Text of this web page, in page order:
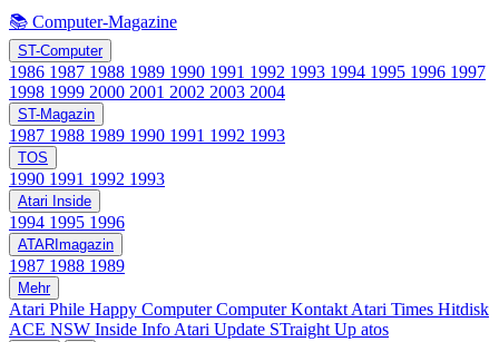
📚 Computer-Magazine
ST-Computer
1986 1987 1988 1989 1990 1991 1992 1993 1994 1995 1996 1997
1998 1999 2000 2001 2002 2003 2004
ST-Magazin
1987 1988 1989 1990 1991 1992 1993
TOS
1990 1991 1992 1993
Atari Inside
1994 1995 1996
ATARImagazin
1987 1988 1989
Mehr
Atari Phile Happy ComputerComputer Kontakt Atari Times Hitdisk
ACE NSW Inside Info Atari Update STraight Up atos